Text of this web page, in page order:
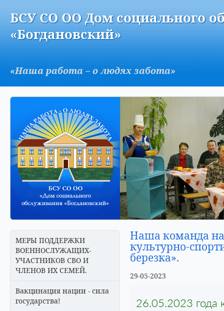
AБСУ СО ОО Дом социального
«Богдановский»
«Наша работа – о людях забота»
МЕРЫ ПОДДЕРЖКИ
ВОЕННОСЛУЖАЩИХ-
УЧАСТНИКОВ СВО И
ЧЛЕНОВ ИХ СЕМЕЙ.
Вакцинация нации - сила
государства!
Наша команда
культурно-
березка».
29-05-2023
26.05.2023 года